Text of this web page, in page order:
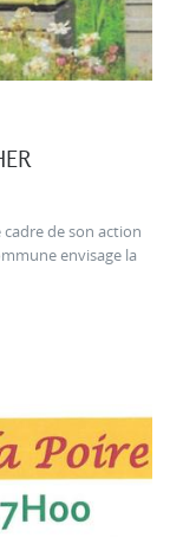
de son action
envisage la